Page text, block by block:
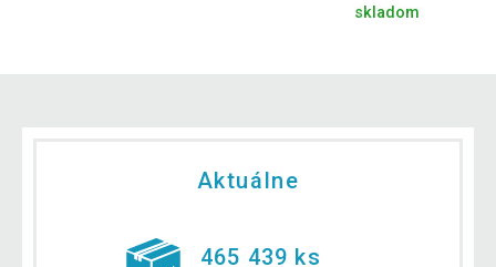
skladom
Aktuálne
465 439 ks